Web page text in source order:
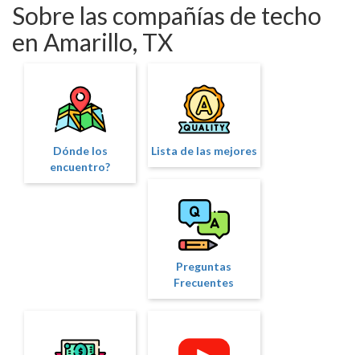
Sobre las compañías de techo
en Amarillo, TX
Dónde los
encuentro?
Lista de las mejores
Preguntas
Frecuentes